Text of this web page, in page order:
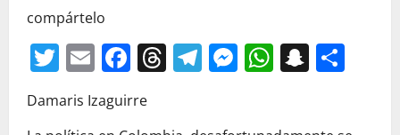
compártelo
Twitter
EmailFacebook
Threads
Telegram
Messenger
Damaris Izaguirre